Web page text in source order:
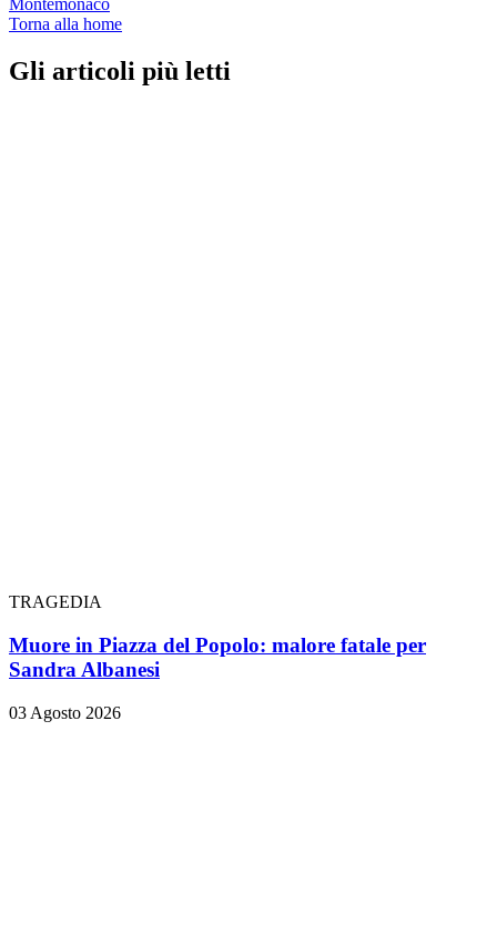
Montemonaco
Torna alla home
Gli articoli più letti
TRAGEDIA
Muore in Piazza del Popolo: malore fatale per
Sandra Albanesi
03 Agosto 2026